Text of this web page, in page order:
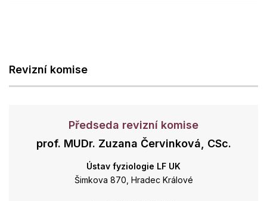
Revizní komise
Předseda revizní komise
prof. MUDr. Zuzana Červinková, CSc.
Ústav fyziologie LF UK
Šimkova 870, Hradec Králové